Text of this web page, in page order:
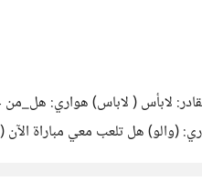
القادر: لابأس ( لاباس) هواري:
هل تلعب معي مباراة